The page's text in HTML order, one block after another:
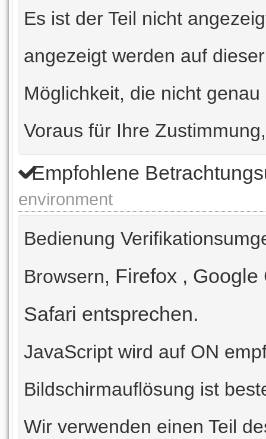
Es ist der Teil nicht
angezeigt werden auf
Möglichkeit, die nicht
Voraus für Ihre
Empfohlene
environment
Bedienung
Browsern, Firefox ,
Safari entsprechen.
JavaScript wird auf ON
Bildschirmauflösung ist
Wir verwenden einen Teil